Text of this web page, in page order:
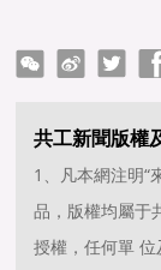
linetelegram
共工新聞版權
1、凡本網注明“
品，版權均屬于
授權，任何單